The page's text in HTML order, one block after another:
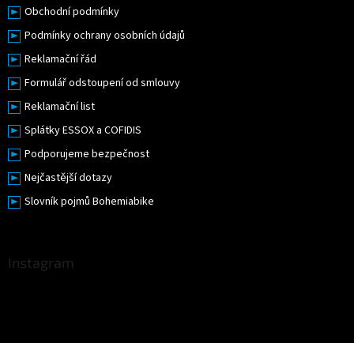
Obchodní podmínky
Podmínky ochrany osobních údajů
Reklamační řád
Formulář odstoupení od smlouvy
Reklamační list
Splátky ESSOX a COFIDIS
Podporujeme bezpečnost
Nejčastější dotazy
Slovník pojmů Bohemiabike
Instagram